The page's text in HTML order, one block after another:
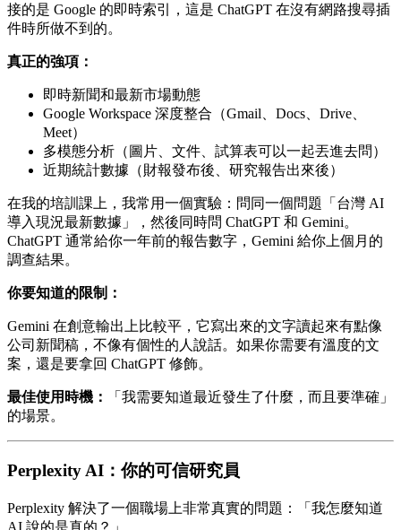
接的是 Google 的即時索引，這是 ChatGPT 在沒有網路搜尋插
件時所做不到的。
真正的強項：
即時新聞和最新市場動態
Google Workspace 深度整合（Gmail、Docs、Drive、
Meet）
多模態分析（圖片、文件、試算表可以一起丟進去問）
近期統計數據（財報發布後、研究報告出來後）
在我的培訓課上，我常用一個實驗：問同一個問題「台灣 AI
導入現況最新數據」，然後同時問 ChatGPT 和 Gemini。
ChatGPT 通常給你一年前的報告數字，Gemini 給你上個月的
調查結果。
你要知道的限制：
Gemini 在創意輸出上比較平，它寫出來的文字讀起來有點像
公司新聞稿，不像有個性的人說話。如果你需要有溫度的文
案，還是要拿回 ChatGPT 修飾。
最佳使用時機：
「我需要知道最近發生了什麼，而且要準確」
的場景。
Perplexity AI：你的可信研究員
Perplexity 解決了一個職場上非常真實的問題：「我怎麼知道
AI 說的是真的？」